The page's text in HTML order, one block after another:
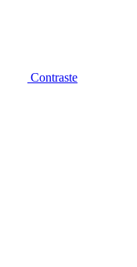
Contraste